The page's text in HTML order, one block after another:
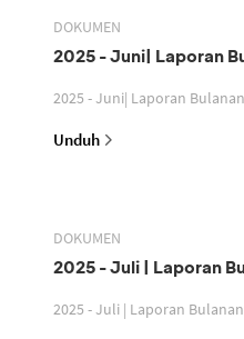
DOKUMEN
2025 - Juni| Laporan
2025 - Juni| Laporan Bulanan
Unduh
DOKUMEN
2025 - Juli | Laporan
2025 - Juli | Laporan Bulanan